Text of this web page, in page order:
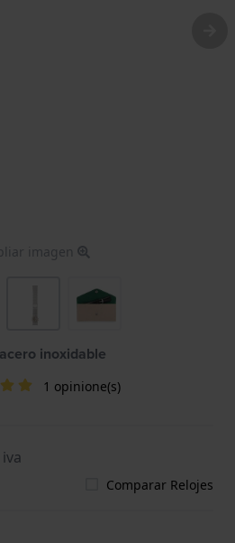
imagen
inoxidable
1 opinione(s)
Comparar Relojes